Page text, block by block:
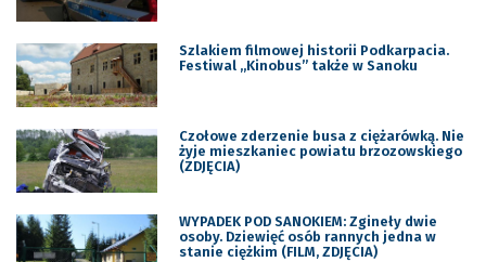
Szlakiem filmowej historii Podkarpacia.
Festiwal ,,Kinobus” także w Sanoku
Czołowe zderzenie busa z ciężarówką. Nie
żyje mieszkaniec powiatu brzozowskiego
(ZDJĘCIA)
WYPADEK POD SANOKIEM: Zgineły dwie
osoby. Dziewięć osób rannych jedna w
stanie ciężkim (FILM, ZDJĘCIA)